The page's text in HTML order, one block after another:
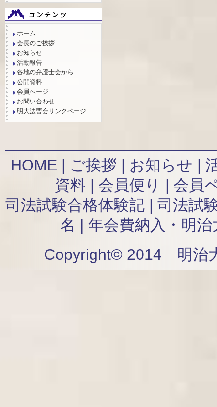
ホーム
会長のご挨拶
お知らせ
活動報告
各地の弁護士会から
公開資料
会員ぺージ
お問い合わせ
明大法曹会リンクページ
HOME | ご挨拶 | お知らせ |
資料 | 会員便り | 会員
司法試験合格体験記| 司法試
名 | 年会費納入・明
Copyright© 2014 明治